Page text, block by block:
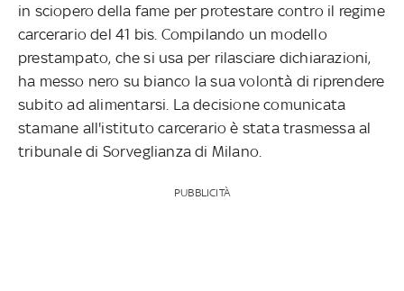
in sciopero della fame per protestare contro il regime
carcerario del 41 bis. Compilando un modello
prestampato, che si usa per rilasciare dichiarazioni,
ha messo nero su bianco la sua volontà di riprendere
subito ad alimentarsi. La decisione comunicata
stamane all'istituto carcerario è stata trasmessa al
tribunale di Sorveglianza di Milano.
PUBBLICITÀ